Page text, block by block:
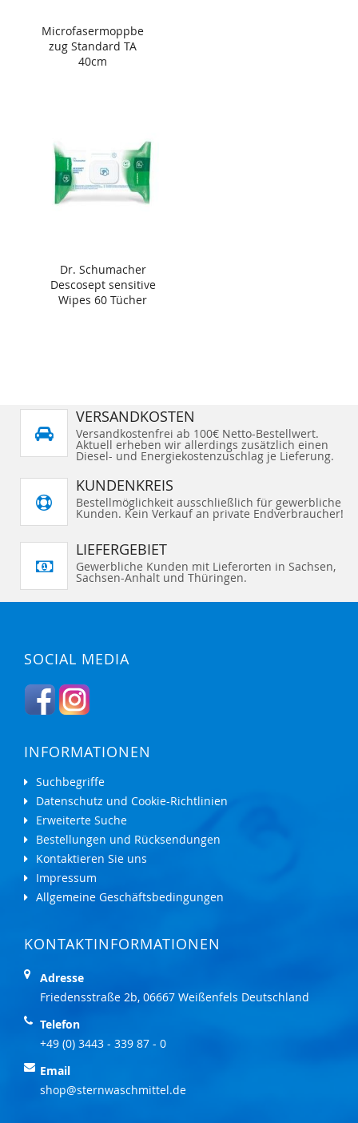
Microfasermoppbe
zug Standard TA
40cm
Dr. Schumacher
Descosept sensitive
Wipes 60 Tücher
VERSANDKOSTEN
Versandkostenfrei ab 100€ Netto-Bestellwert.
Aktuell erheben wir allerdings zusätzlich einen
Diesel- und Energiekostenzuschlag je Lieferung.
KUNDENKREIS
Bestellmöglichkeit ausschließlich für gewerbliche
Kunden. Kein Verkauf an private Endverbraucher!
LIEFERGEBIET
Gewerbliche Kunden mit Lieferorten in Sachsen,
Sachsen-Anhalt und Thüringen.
SOCIAL MEDIA
INFORMATIONEN
Suchbegriffe
Datenschutz und Cookie-Richtlinien
Erweiterte Suche
Bestellungen und Rücksendungen
Kontaktieren Sie uns
Impressum
Allgemeine Geschäftsbedingungen
KONTAKTINFORMATIONEN
Adresse
Friedensstraße 2b, 06667 Weißenfels Deutschland
Telefon
+49 (0) 3443 - 339 87 - 0
Email
shop@sternwaschmittel.de